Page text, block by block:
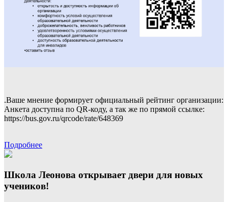
.Ваше мнение формирует официальный рейтинг организации:
Анкета доступна по QR-коду, а так же по прямой ссылке:
https://bus.gov.ru/qrcode/rate/648369
Подробнее
Школа Леонова открывает двери для новых
учеников!